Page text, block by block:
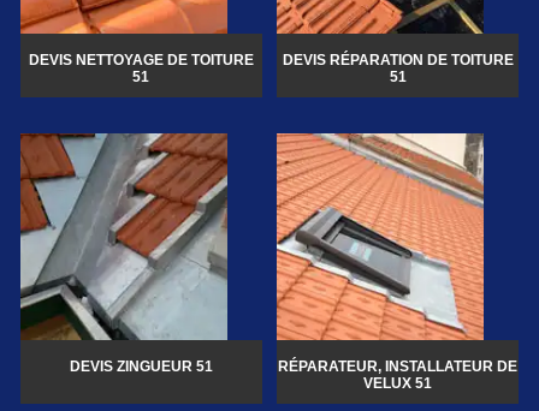
DEVIS NETTOYAGE DE TOITURE
51
DEVIS RÉPARATION DE TOITURE
51
DEVIS ZINGUEUR 51
RÉPARATEUR, INSTALLATEUR DE
VELUX 51